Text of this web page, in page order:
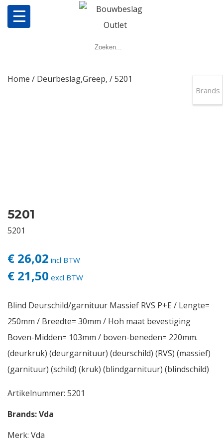
Producten
Home / Deurbeslag,Greep, / 5201
5201
5201
€ 26,02 incl BTW
€ 21,50 excl BTW
Blind Deurschild/garnituur Massief RVS P+E / Lengte=
250mm / Breedte= 30mm / Hoh maat bevestiging
Boven-Midden= 103mm / boven-beneden= 220mm.
(deurkruk) (deurgarnituur) (deurschild) (RVS) (massief)
(garnituur) (schild) (kruk) (blindgarnituur) (blindschild)
Artikelnummer: 5201
Brands:Vda
Merk: Vda
Brands